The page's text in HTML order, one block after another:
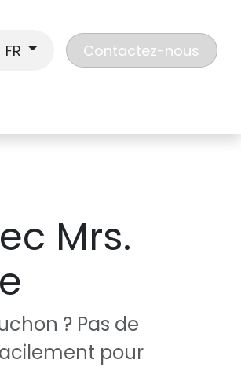
FR Contactez-nous
Mrs.
? Pas de
pour